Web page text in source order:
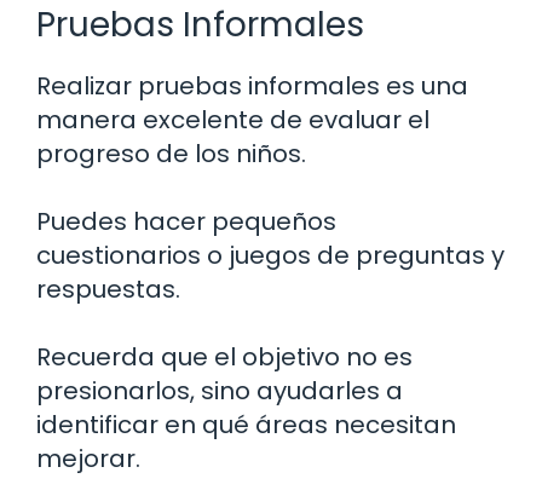
Pruebas Informales
Realizar pruebas informales es una
manera excelente de evaluar el
progreso de los niños.
Puedes hacer pequeños
cuestionarios o juegos de preguntas y
respuestas.
Recuerda que el objetivo no es
presionarlos, sino ayudarles a
identificar en qué áreas necesitan
mejorar.